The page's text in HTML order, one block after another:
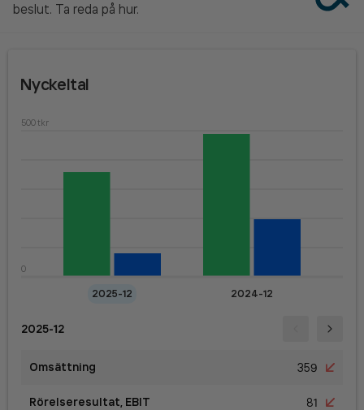
beslut. Ta reda på hur.
Nyckeltal
2025-12 2024-12
500 tkr
0
2025-12
Omsättning 359
Rörelseresultat, EBIT 81